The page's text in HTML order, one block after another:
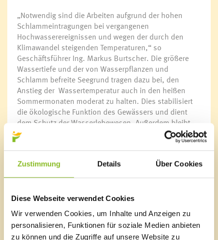
Zustimmung Details Über Cookies
Diese Webseite verwendet Cookies
Wir verwenden Cookies, um Inhalte und Anzeigen zu
personalisieren, Funktionen für soziale Medien anbieten
zu können und die Zugriffe auf unsere Website zu
„Notwendig sind die Arbeiten aufgrund der hohen
Schlammeintragungen bei vergangenen
Hochwasserereignissen und wegen der durch den
Klimawandel steigenden Temperaturen,“ so
Geschäftsführer Ing. Markus Burtscher. Die größere
Wassertiefe und der von Wasserpflanzen und
Schlamm befreite Seegrund tragen dazu bei, den
Anstieg der Wassertemperatur auch in den heißen
Sommermonaten moderat zu halten. Dies stabilisiert
die ökologische Funktion des Gewässers und dient
dem Schutz der Wasserlebewesen. Außerdem bleibt
dadurch das Wasser auch an den besucherstärksten
Tagen klar und erfrischend. So trägt die Seesanierung
dazu bei, den Badespaß in der Unteren Au auch in
Zukunft sicherstellen zu können.
Neben den Baggerarbeiten sind im Naturbad Untere Au
weitere Sanierungen geplant: Gemäß einer Grobstudie
sollen WC- & Duschanlagen, Umkleide-Räumlichkeiten
sowie der Eingangsbereich und das Dach nach der